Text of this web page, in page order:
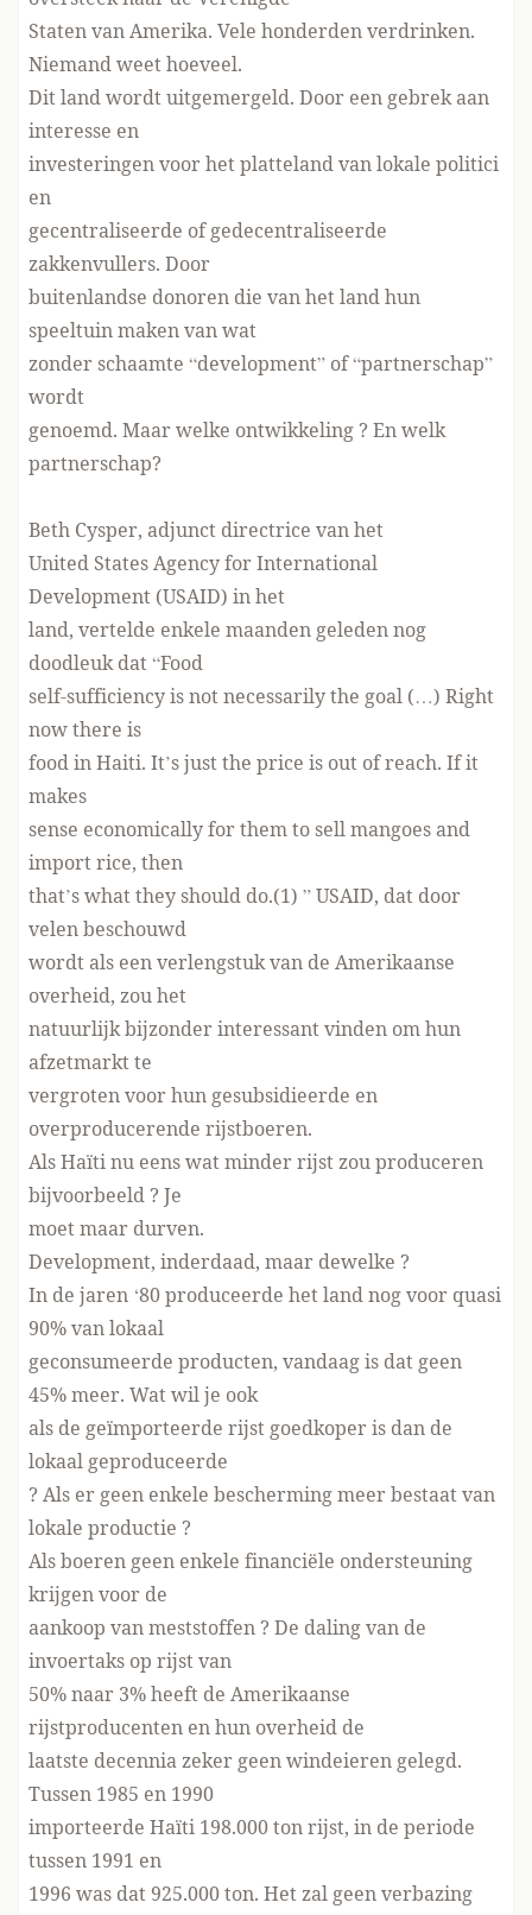
Staten van Amerika. Vele honderden verdrinken.
Niemand weet hoeveel.
Dit land wordt uitgemergeld. Door een gebrek aan
interesse en
investeringen voor het platteland van lokale politici
en
gecentraliseerde of gedecentraliseerde
zakkenvullers. Door
buitenlandse donoren die van het land hun
speeltuin maken van wat
zonder schaamte “development” of “partnerschap”
wordt
genoemd. Maar welke ontwikkeling ? En welk
partnerschap?
Beth Cysper, adjunct directrice van het
United States Agency for International
Development (USAID) in het
land, vertelde enkele maanden geleden nog
doodleuk dat “Food
self-sufficiency is not necessarily the goal (…) Right
now there is
food in Haiti. It’s just the price is out of reach. If it
makes
sense economically for them to sell mangoes and
import rice, then
that’s what they should do.(1) ” USAID, dat door
velen beschouwd
wordt als een verlengstuk van de Amerikaanse
overheid, zou het
natuurlijk bijzonder interessant vinden om hun
afzetmarkt te
vergroten voor hun gesubsidieerde en
overproducerende rijstboeren.
Als Haïti nu eens wat minder rijst zou produceren
bijvoorbeeld ? Je
moet maar durven.
Development, inderdaad, maar dewelke ?
In de jaren ‘80 produceerde het land nog voor quasi
90% van lokaal
geconsumeerde producten, vandaag is dat geen
45% meer. Wat wil je ook
als de geïmporteerde rijst goedkoper is dan de
lokaal geproduceerde
? Als er geen enkele bescherming meer bestaat van
lokale productie ?
Als boeren geen enkele financiële ondersteuning
krijgen voor de
aankoop van meststoffen ? De daling van de
invoertaks op rijst van
50% naar 3% heeft de Amerikaanse
rijstproducenten en hun overheid de
laatste decennia zeker geen windeieren gelegd.
Tussen 1985 en 1990
importeerde Haïti 198.000 ton rijst, in de periode
tussen 1991 en
1996 was dat 925.000 ton. Het zal geen verbazing